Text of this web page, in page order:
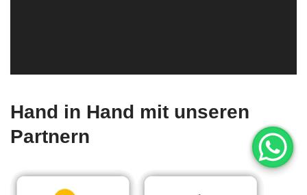
Hand in Hand mit unseren
Partnern